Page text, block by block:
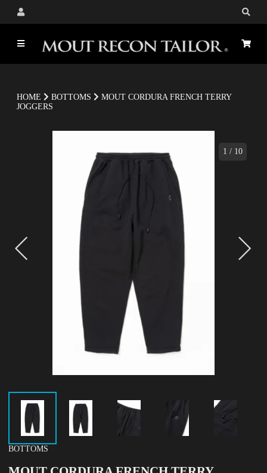
HOME BOTTOMS
MOUT CORDURA FRENCH TERRY
JOGGERS
1 / 10
BOTTOMS